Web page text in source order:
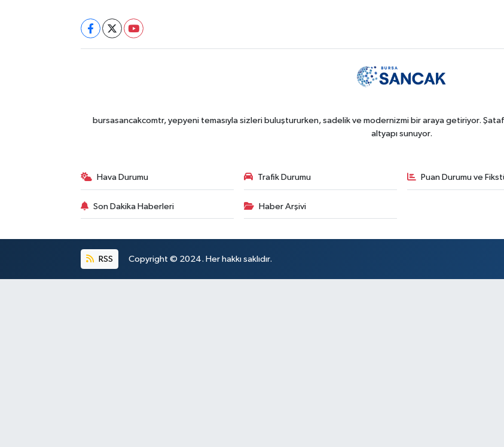
bursasancakcomtr, yepyeni temasıyla sizleri buluştururken, sadelik ve modernizmi bir araya getiriyor.
altyapı sunuyor.
Hava Durumu Trafik Durumu Puan Durumu ve
Son Dakika Haberleri Haber Arşivi
RSS Copyright © 2024. Her hakkı saklıdır.